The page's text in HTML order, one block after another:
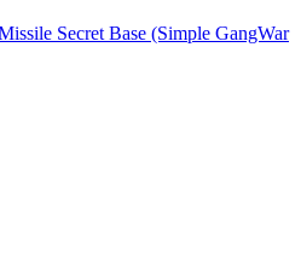
Secret Base (Simple GangWar